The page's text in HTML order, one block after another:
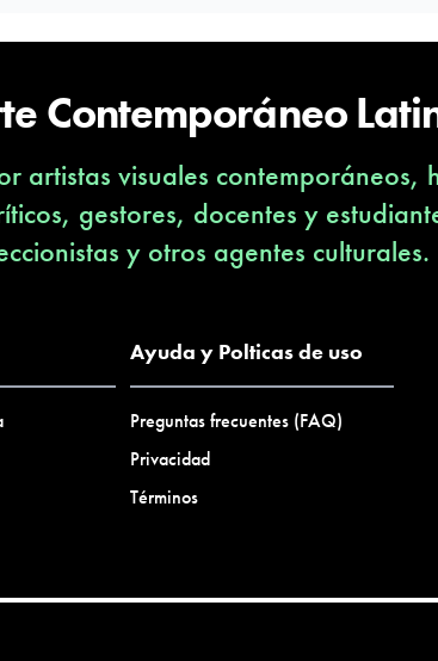
Contemporáneo
artistas visuales contemporáneos,
gestores, docentes y
y otros agentes culturales.
Ayuda y Polticas de uso
Preguntas frecuentes (FAQ)
Privacidad
Términos